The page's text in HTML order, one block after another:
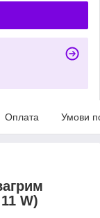
Оплата Умови
W)